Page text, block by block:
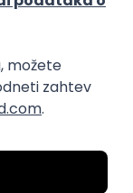
Praktikant/
sektoru
Omladinska